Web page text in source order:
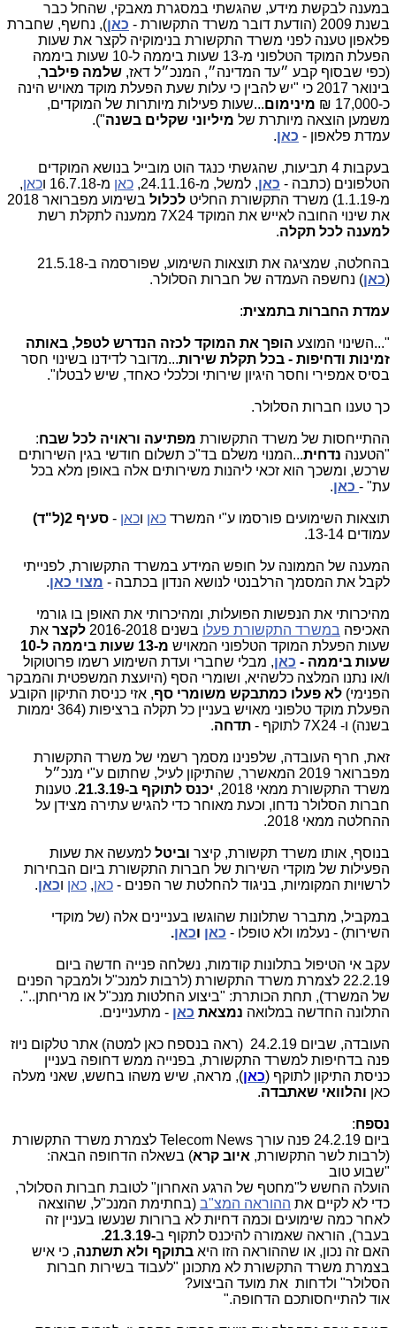
במענה לבקשת מידע, שהגשתי במסגרת מאבקי, שהחל כבר
בשנת 2009 (הודעת דובר משרד התקשורת -
כאן), נחשף, שחברת
פלאפון טענה לפני משרד התקשורת בנימוקיה לקצר את שעות
הפעלת המוקד הטלפוני מ-13 שעות ביממה ל-10 שעות ביממה
(כפי שבסוף קבע ״עד המדינה״, המנכ״ל דאז, שלמה פילבר,
בינואר 2017 כי "יש להבין כי עלות שעת הפעלת מוקד מאויש הינה
כ-17,000 ₪
מינימום...שעות פעילות מיותרות של המוקדים,
משמען הוצאה מיותרת של מיליוני שקלים בשנה").
עמדת פלאפון - כאן.
בעקבות 4 תביעות, שהגשתי כנגד הוט מובייל בנושא המוקדים
הטלפונים (כתבה - כאן, למשל, מ-24.11.16, כאן מ-16.7.18 ו כאן,
מ-1.1.19) משרד התקשורת החליט
לכלול
בשימוע מפברואר 2018
את שינוי החובה לאייש את המוקד 24
X7 ממענה לתקלת רשת
למענה לכל תקלה.
בהחלטה, שמציגה את תוצאות השימוע, שפורסמה ב-21.5.18
(כאן) נחשפה העמדה של חברות הסלולר.
עמדת החברות בתמצית:
"...השינוי המוצע הופך את המוקד לכזה הנדרש לטפל, באותה
זמינות ודחיפות - בכל תקלת שירות...מדובר לדידנו בשינוי חסר
בסיס אמפירי וחסר היגיון שירותי וכלכלי כאחד, שיש לבטלו".
כך טענו חברות הסלולר.
ההתייחסות של משרד התקשורת מפתיעה וראויה לכל שבח:
"הטענה נדחית...המנוי משלם בד"כ תשלום חודשי בגין השירותים
שרכש, ומשכך הוא זכאי ליהנות משירותים אלה באופן מלא בכל
עת" - כאן.
תוצאות השימועים פורסמו ע"י המשרד כאן וכאן - סעיף 2(ל"ד)
עמודים 13-14.
המענה של הממונה על חופש המידע במשרד התקשורת, לפנייתי
לקבל את המסמך הרלבנטי לנושא הנדון בכתבה - מצוי כאן.
מהיכרותי את הנפשות הפועלות, ומהיכרותי את האופן בו גורמי
האכיפה במשרד התקשורת פעלו בשנים 2016-2018 לקצר את
שעות הפעלת המוקד הטלפוני המאויש
מ-13 שעות ביממה ל-10
שעות ביממה - כאן, מבלי שחברי ועדת השימוע רשמו פרוטוקול
ו/או נתנו המלצה כלשהיא, ושומרי הסף (היועצת המשפטית והמבקר
הפנימי) לא פעלו כמתבקש משומרי סף, אזי כניסת התיקון הקובע
הפעלת מוקד טלפוני מאויש בעניין כל תקלה ברציפות (364 יממות
בשנה) ו- 24
X7 לתוקף - תדחה.
זאת, חרף העובדה, שלפנינו מסמך רשמי של משרד התקשורת
מפברואר 2019 המאשרר, שהתיקון לעיל, שחתום ע"י מנכ״ל
משרד התקשורת ממאי 2018,
יכנס לתוקף ב-21.3.19
. טענות
חברות הסלולר נדחו, וכעת מאוחר כדי להגיש עתירה מצידן על
ההחלטה ממאי 2018.
בנוסף, אותו משרד תקשורת, קיצר וביטל למעשה את שעות
הפעילות של מוקדי השירות של חברות התקשורת ביום הבחירות
לרשויות המקומיות, בניגוד להחלטת שר הפנים - כאן, כאן וכאן.
במקביל, מתברר שתלונות שהוגשו בעניינים אלה (של מוקדי
השירות) - נעלמו ולא טופלו - כאן וכאן.
עקב אי הטיפול בתלונות קודמות, נשלחה פנייה חדשה ביום
22.2.19 לצמרת משרד התקשורת (לרבות למנכ"ל ולמבקר הפנים
של המשרד), תחת הכותרת: "ביצוע החלטות מנכ"ל או מריחתן..".
התלונה החדשה במלואה נמצאת כאן - מתעניינים.
העובדה, שביום 24.2.19 (ראה בנספח כאן למטה) אתר טלקום ניוז
פנה בדחיפות למשרד התקשורת, בפנייה ממש דחופה בעניין
כניסת התיקון לתוקף (כאן), מראה, שיש משהו בחשש, שאני מעלה
כאן והלוואי שאתבדה.
נספח:
ביום 24.2.19 פנה עורך Telecom News לצמרת משרד התקשורת
(לרבות לשר התקשורת, איוב קרא) בשאלה הדחופה הבאה:
"שבוע טוב
הועלה החשש ל"מחטף של הרגע האחרון" לטובת חברות הסלולר,
כדי לא לקיים את ההוראה המצ"ב (בחתימת המנכ"ל, שהוצאה
לאחר כמה שימועים וכמה דחיות לא ברורות שנעשו בעניין זה
בעבר), הוראה שאמורה להיכנס לתקוף ב-21.3.19.
האם זה נכון, או שההוראה הזו היא בתוקף ולא תשתנה, כי איש
בצמרת משרד התקשורת לא מתכונן "לעבוד בשירות חברות
הסלולר" ולדחות את מועד הביצוע?
אוד להתייחסותכם הדחופה."